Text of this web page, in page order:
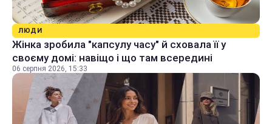
ЛЮДИ
Жінка зробила "капсулу часу" й сховала її у
своєму домі: навіщо і що там всередині
06 серпня 2026, 15:33